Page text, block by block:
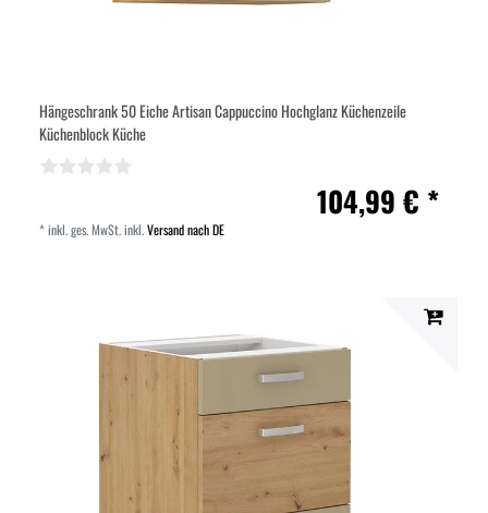
Hängeschrank 50 Eiche Artisan Cappuccino Hochglanz Küchenzeile
Küchenblock Küche
104,99 € *
*inkl. ges. MwSt.inkl.Versand nach DE